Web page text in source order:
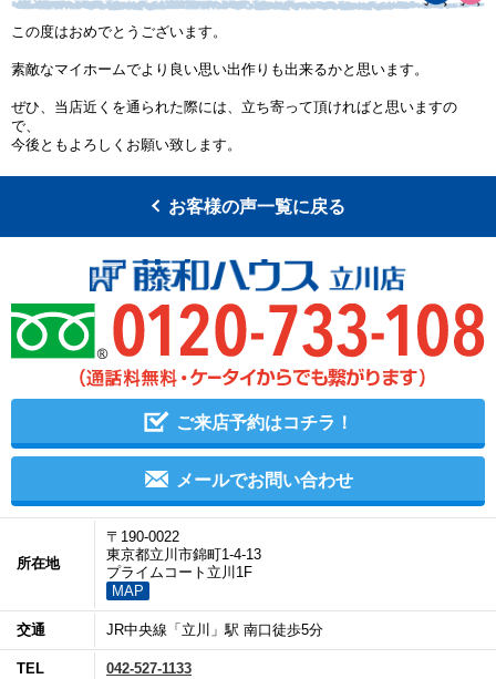
この度はおめでとうございます。
素敵なマイホームでより良い思い出作りも出来るかと思います。
ぜひ、当店近くを通られた際には、立ち寄って頂ければと思いますの
で、
今後ともよろしくお願い致します。
お客様の声一覧に戻る
ご来店予約はコチラ！
メールでお問い合わせ
所在地
〒190-0022
東京都立川市錦町1-4-13
プライムコート立川1F
MAP
交通 JR中央線「立川」駅 南口徒歩5分
TEL 042-527-1133